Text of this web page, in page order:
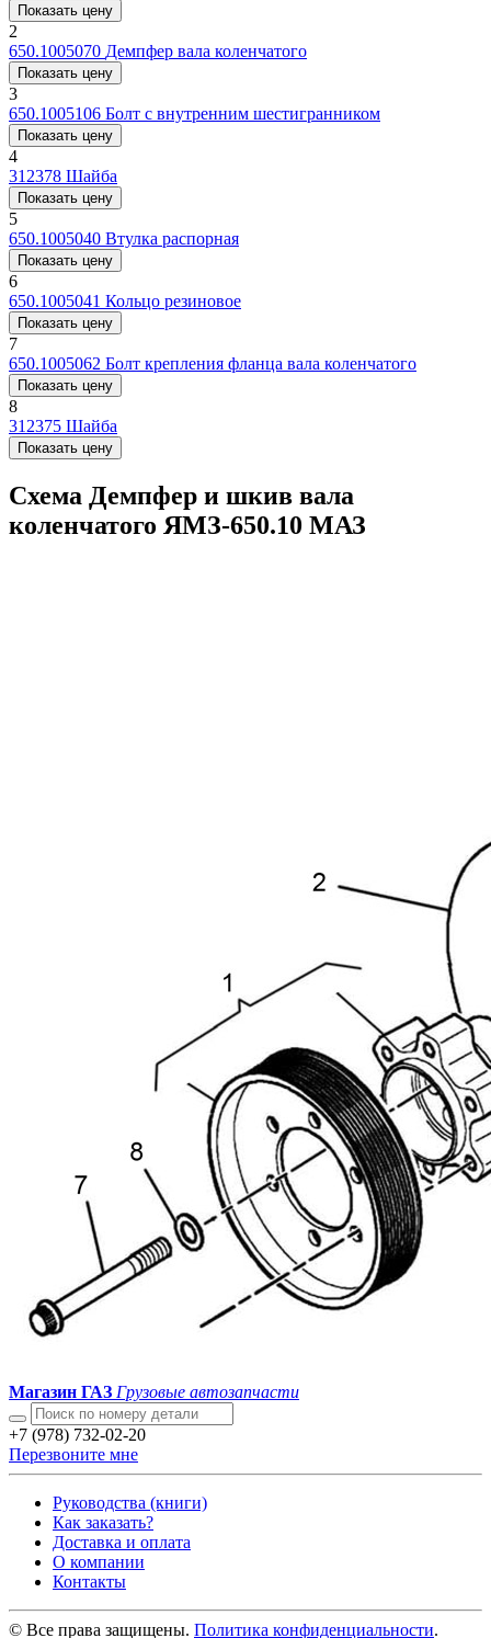
Показать цену
2
650.1005070 Демпфер вала коленчатого
Показать цену
3
650.1005106 Болт с внутренним шестигранником
Показать цену
4
312378 Шайба
Показать цену
5
650.1005040 Втулка распорная
Показать цену
6
650.1005041 Кольцо резиновое
Показать цену
7
650.1005062 Болт крепления фланца вала коленчатого
Показать цену
8
312375 Шайба
Показать цену
Схема Демпфер и шкив вала
коленчатого ЯМЗ-650.10 МАЗ
Магазин ГАЗ Грузовые автозапчасти
+7 (978) 732-02-20
Перезвоните мне
Руководства (книги)
Как заказать?
Доставка и оплата
О компании
Контакты
© Все права защищены. Политика конфиденциальности.